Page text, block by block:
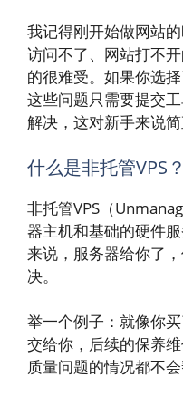
我记得刚开始做网站
访问不了、网站打不
的很难受。如果你选
这些问题只需要提交
解决，这对新手来说简
什么是非托管VPS？
非托管VPS（
器主机和基础的硬件
来说，服务器给你了
决。
举一个例子：就像你
交给你，后续的保养
质量问题的情况都不会